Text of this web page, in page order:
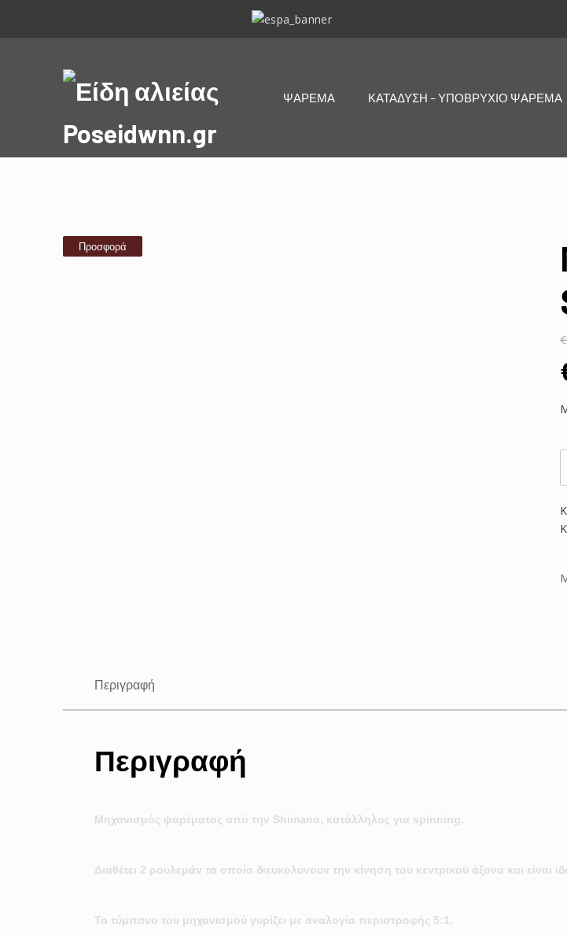
ΕΣΠΑ
Είδη
αλιείας
ΨΑΡΕΜΑ ΚΑΤΑΔΥΣΗ – ΥΠΟΒΡΥΧΙΟ ΨΑΡΕΜΑ
Προσφορά
€
Περιγραφή
Περιγραφή
Μηχανισμός ψαρέματος από την Shimano, κατάλληλος για spinning.
Διαθέτει 2 ρουλεμάν τα οποία διευκολύνουν την κίνηση του κεντρικού άξονα και είναι
Το τύμπανο του μηχανισμού γυρίζει με αναλογία περιστροφής 5:1,